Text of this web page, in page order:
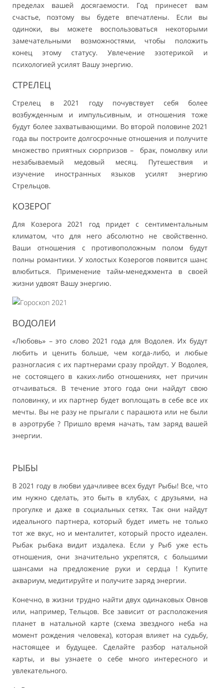
пределах вашей досягаемости. Год принесет вам
счастье, поэтому вы будете впечатлены. Если вы
одиноки, вы можете воспользоваться некоторыми
замечательными возможностями, чтобы положить
конец этому статусу. Увлечение эзотерикой и
психологией усилят Вашу энергию.
СТРЕЛЕЦ
Стрелец в 2021 году почувствует себя более
возбужденным и импульсивным, и отношения тоже
будут более захватывающими. Во второй половине 2021
года вы построите долгосрочные отношения и получите
множество приятных сюрпризов – брак, помолвку или
незабываемый медовый месяц. Путешествия и
изучение иностранных языков усилят энергию
Стрельцов.
КОЗЕРОГ
Для Козерога 2021 год придет с сентиментальным
климатом, что для него абсолютно не свойственно.
Ваши отношения с противоположным полом будут
полны романтики. У холостых Козерогов появится шанс
влюбиться. Применение тайм-менеджмента в своей
жизни удвоят Вашу энергию.
ВОДОЛЕИ
«Любовь» – это слово 2021 года для Водолея. Их будут
любить и ценить больше, чем когда-либо, и любые
разногласия с их партнерами сразу пройдут. У Водолея,
не состоящего в каких-либо отношениях, нет причин
отчаиваться. В течение этого года они найдут свою
половинку, и их партнер будет воплощать в себе все их
мечты. Вы не разу не прыгали с парашюта или не были
в аэротрубе ? Пришло время начать, там заряд вашей
энергии.
РЫБЫ
В 2021 году в любви удачливее всех будут Рыбы! Все, что
им нужно сделать, это быть в клубах, с друзьями, на
прогулке и даже в социальных сетях. Так они найдут
идеального партнера, который будет иметь не только
тот же вкус, но и менталитет, который просто идеален.
Рыбак рыбака видит издалека. Если у Рыб уже есть
отношения, они значительно укрепятся, с большими
шансами на предложение руки и сердца ! Купите
аквариум, медитируйте и получите заряд энергии.
Конечно, в жизни трудно найти двух одинаковых Овнов
или, например, Тельцов. Все зависит от расположения
планет в натальной карте (схема звездного неба на
момент рождения человека), которая влияет на судьбу,
настоящее и будущее. Сделайте разбор натальной
карты, и вы узнаете о себе много интересного и
увлекательного.